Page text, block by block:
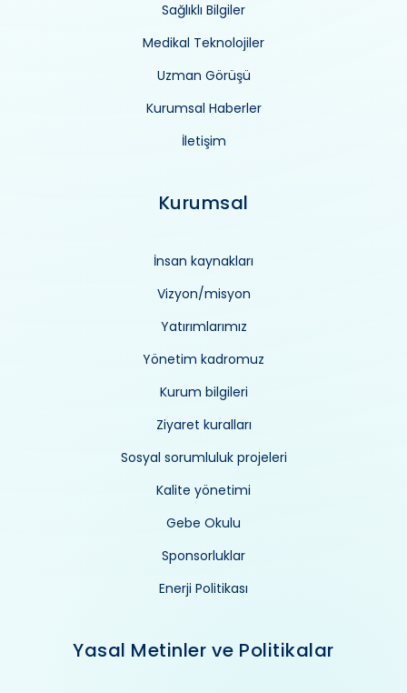
Sağlıklı Bilgiler
Medikal Teknolojiler
Uzman Görüşü
Kurumsal Haberler
İletişim
Kurumsal
İnsan kaynakları
Vizyon/misyon
Yatırımlarımız
Yönetim kadromuz
Kurum bilgileri
Ziyaret kuralları
Sosyal sorumluluk projeleri
Kalite yönetimi
Gebe Okulu
Sponsorluklar
Enerji Politikası
Yasal Metinler ve Politikalar